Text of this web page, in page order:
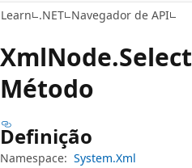
Learn .NET Navegador de API
XmlNode.Select
Método
Definição
Namespace: System.Xml